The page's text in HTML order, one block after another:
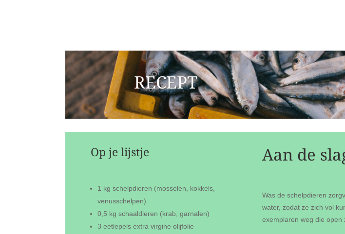
RECEPT
Op je lijstje
1 kg schelpdieren (mosselen, kokkels,
venusschelpen)
0,5 kg schaaldieren (krab, garnalen)
3 eetlepels extra virgine olijfolie
Aan de
Was de schelpdieren
water, zodat ze zich vol
exemplaren weg die open